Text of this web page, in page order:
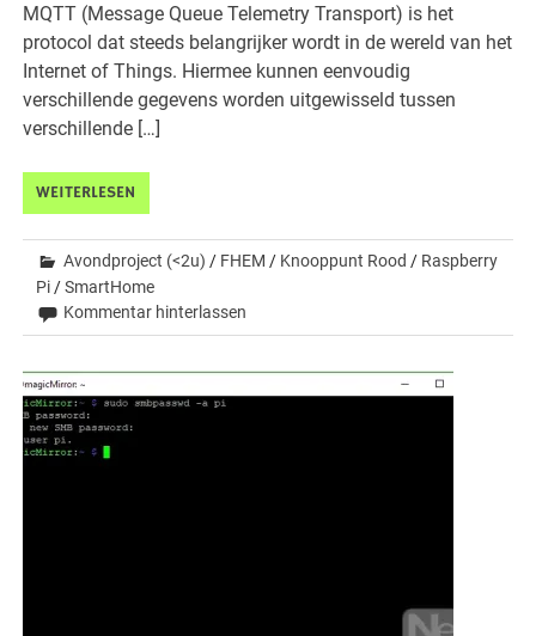
MQTT (Message Queue Telemetry Transport) is het
protocol dat steeds belangrijker wordt in de wereld van het
Internet of Things. Hiermee kunnen eenvoudig
verschillende gegevens worden uitgewisseld tussen
verschillende […]
WEITERLESEN
Avondproject (<2u) / FHEM / Knooppunt Rood / Raspberry
Pi /SmartHome
Kommentar hinterlassen